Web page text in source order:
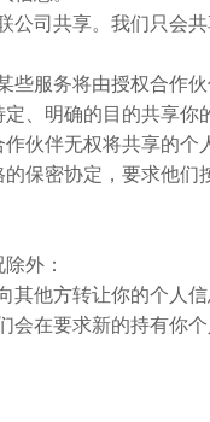
司共享。我们只会
服务将由授权合作
、明确的目的共享
伙伴无权将共享的个
保密协定，要求他
外：
他方转让你的个人信
在要求新的持有你